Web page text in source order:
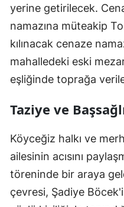
yerine getirilecek.
namazına müteakip
kılınacak cenaze
mahalledeki eski
eşliğinde toprağa
Taziye ve
Köyceğiz halkı ve
ailesinin acısını
töreninde bir araya
çevresi, Şadiye